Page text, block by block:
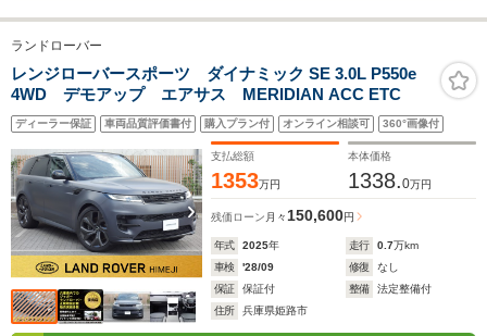
ランドローバー
レンジローバースポーツ ダイナミック SE 3.0L P550e
4WD デモアップ エアサス MERIDIAN ACC ETC
ディーラー保証 車両品質評価書付 購入プラン付 オンライン相談可 360°画像付
支払総額
1353万円
本体価格
1338.0万円
残価ローン 月々 150,600円
年式 2025年 走行 0.7万km
車検
'28/09 修復
なし
保証
保証付 整備
法定整備付
住所
兵庫県姫路市